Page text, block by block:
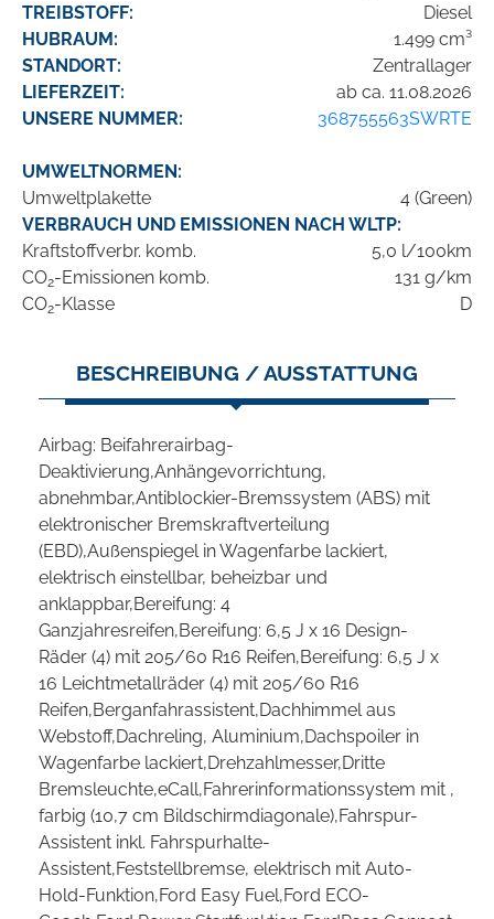
TREIBSTOFF:
Diesel
HUBRAUM:
1.499 cm³
STANDORT:
Zentrallager
LIEFERZEIT:
ab ca. 11.08.2026
UNSERE NUMMER:
368755563SWRTE
UMWELTNORMEN:
Umweltplakette
4 (Green)
VERBRAUCH UND EMISSIONEN NACH WLTP:
Kraftstoffverbr. komb.
5,0 l/100km
CO2-Emissionen komb.
131 g/km
CO2-Klasse D
BESCHREIBUNG / AUSSTATTUNG
Airbag: Beifahrerairbag-
Deaktivierung,Anhängevorrichtung,
abnehmbar,Antiblockier-Bremssystem (ABS) mit
elektronischer Bremskraftverteilung
(EBD),Außenspiegel in Wagenfarbe lackiert,
elektrisch einstellbar, beheizbar und
anklappbar,Bereifung: 4
Ganzjahresreifen,Bereifung: 6,5 J x 16 Design-
Räder (4) mit 205/60 R16 Reifen,Bereifung: 6,5 J x
16 Leichtmetallräder (4) mit 205/60 R16
Reifen,Berganfahrassistent,Dachhimmel aus
Webstoff,Dachreling, Aluminium,Dachspoiler in
Wagenfarbe lackiert,Drehzahlmesser,Dritte
Bremsleuchte,eCall,Fahrerinformationssystem mit ,
farbig (10,7 cm Bildschirmdiagonale),Fahrspur-
Assistent inkl. Fahrspurhalte-
Assistent,Feststellbremse, elektrisch mit Auto-
Hold-Funktion,Ford Easy Fuel,Ford ECO-